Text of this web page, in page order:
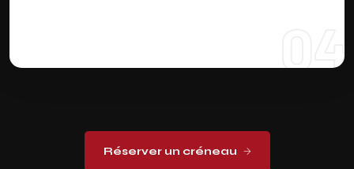
04
Réserver un créneau